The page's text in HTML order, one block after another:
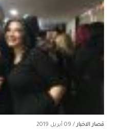
قصار الاخبار/ 09 أبريل 2019